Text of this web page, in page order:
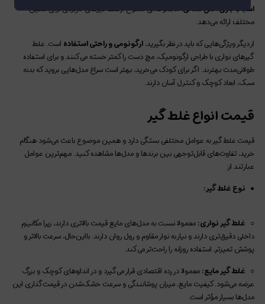
اسباب بازی آتش نشانی، مجموعه‌ای متنوع از غلط‌‌‌‌ گیرهای کاربردی برای سنین
مختلف ارائه می‌دهد.
از دیگر ویژگی‌هایی که باید در نظر بگیرید،ارگونومی و راحتی استفاده است. غلط‌‌‌‌
گیرهای نواری با طراحی ارگونومیک، مچ دست را کمتر خسته می‌کنند و برای استفاده
طولانی‌مدت بهترند. اگر برای کودک می‌خرید، بهتر است سراغ مدل‌هایی بروید که بدنه
سبک، ابعاد کوچک و کنترل آسان دارند.
قیمت انواع غلط‌‌‌‌ گیر
قیمت غلط‌‌‌‌ گیر به عوامل مختلفی بستگی دارد و همین موضوع باعث می‌شود هنگام
خرید، تفاوت‌های قابل‌توجهی بین برندها و مدل‌ها مشاهده کنید. مهم‌ترین عوامل
عبارتند از:
● نوع غلط‌ گیر:
○ غلط‌‌‌‌ گیر نواری:معمولا نسبت به مدل‌های مایع قیمت بالاتری دارند، زیرا مکانیزم
داخلی دقیق‌تری دارند و نیاز به نوار مقاوم و رول روان دارند. بااین‌حال، سرعت بالاتر و
پوشش تمیزتر، استفاده روزانه را راحت‌تر می‌کند.
○ غلط‌‌‌‌ گیر مایع:معمولا در رده اقتصادی قرار می‌گیرد و در اندازه‌های کوچک و بزرگ
عرضه می‌شود. کیفیت مایع، میزان پوشانندگی و سرعت خشک‌شدن در قیمت‌گذاری این
مدل‌ها بسیار مؤثر است.